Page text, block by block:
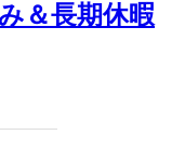
＆長期休暇